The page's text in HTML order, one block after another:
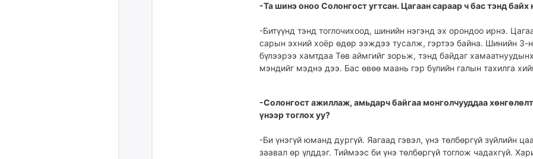
-Та шинэ оноо Солонгост угтсан. Цагаан сараар ч бас тэнд байх
-Битүүнд тэнд тогло­чихоод, шинийн нэгэнд эх орондоо ирнэ.
сарын эхний хоёр өдөр ээждээ тусалж, гэртээ байна. Шинийн 3-
бүлээрээ хамтдаа Төв аймгийг зорьж, тэнд байдаг
мэндийг мэднэ дээ. Бас өвөө маань гэр бүлийн галын тахилга
-Солонгост ажиллаж, амь­дарч байгаа монгол­чууд­даа
үнээр тоглох уу?
-Би үнэгүй юманд дур­гүй. Яагаад гэвэл, үнэ төлбөргүй зүйлийн
заавал өр үлддэг. Тиймээс би үнэ төлбөргүй тоглож чадахгүй.